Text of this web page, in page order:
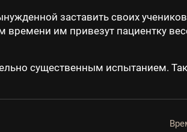
заставить своих
времени им привезут пациентку
существенным испытанием.